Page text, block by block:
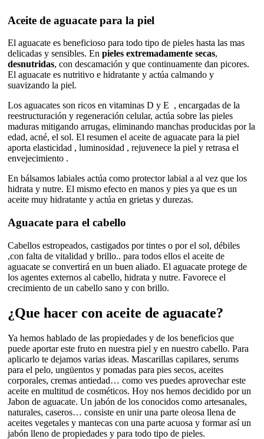
Aceite de aguacate para la piel
El aguacate es beneficioso para todo tipo de pieles hasta las mas
delicadas y sensibles. En pieles extremadamente secas,
desnutridas, con descamación y que continuamente dan picores.
El aguacate es nutritivo e hidratante y actúa calmando y
suavizando la piel.
Los aguacates son ricos en vitaminas D y E , encargadas de la
reestructuración y regeneración celular, actúa sobre las pieles
maduras mitigando arrugas, eliminando manchas producidas por la
edad, acné, el sol. El resumen el aceite de aguacate para la piel
aporta elasticidad , luminosidad , rejuvenece la piel y retrasa el
envejecimiento .
En bálsamos labiales actúa como protector labial a al vez que los
hidrata y nutre. El mismo efecto en manos y pies ya que es un
aceite muy hidratante y actúa en grietas y durezas.
Aguacate para el cabello
Cabellos estropeados, castigados por tintes o por el sol, débiles
,con falta de vitalidad y brillo.. para todos ellos el aceite de
aguacate se convertirá en un buen aliado. El aguacate protege de
los agentes externos al cabello, hidrata y nutre. Favorece el
crecimiento de un cabello sano y con brillo.
¿Que hacer con aceite de aguacate?
Ya hemos hablado de las propiedades y de los beneficios que
puede aportar este fruto en nuestra piel y en nuestro cabello. Para
aplicarlo te dejamos varias ideas. Mascarillas capilares, serums
para el pelo, ungüentos y pomadas para pies secos, aceites
corporales, cremas antiedad… como ves puedes aprovechar este
aceite en multitud de cosméticos. Hoy nos hemos decidido por un
Jabon de aguacate. Un jabón de los conocidos como artesanales,
naturales, caseros… consiste en unir una parte oleosa llena de
aceites vegetales y mantecas con una parte acuosa y formar así un
jabón lleno de propiedades y para todo tipo de pieles.